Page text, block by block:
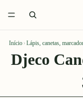
Início › Lápis, canetas,
Djeco